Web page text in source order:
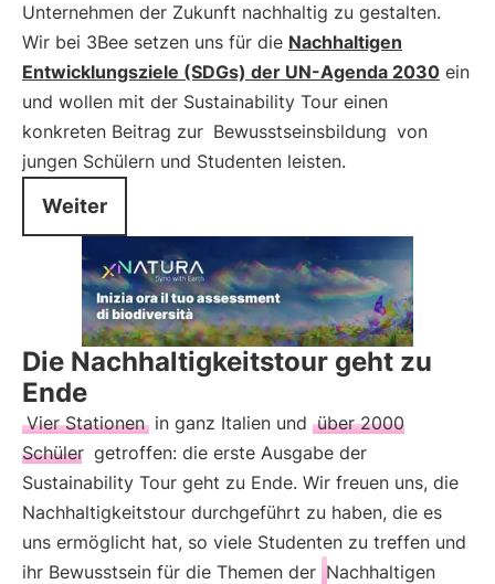
Unternehmen der Zukunft nachhaltig zu gestalten.
Wir bei 3Bee setzen uns für die Nachhaltigen
Entwicklungsziele (SDGs) der UN-Agenda 2030 ein
und wollen mit der Sustainability Tour einen
konkreten Beitrag zur Bewusstseinsbildung von
jungen Schülern und Studenten leisten.
Weiter
Die Nachhaltigkeitstour geht zu
Ende
Vier Stationen in ganz Italien und über 2000
Schüler getroffen: die erste Ausgabe der
Sustainability Tour geht zu Ende. Wir freuen uns, die
Nachhaltigkeitstour durchgeführt zu haben, die es
uns ermöglicht hat, so viele Studenten zu treffen und
ihr Bewusstsein für die Themen der Nachhaltigen